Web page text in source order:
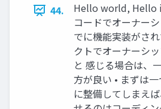
44.
Hello world, Hello
コードでオーナー
でに機能実装がさ
クトでオーナーシ
と 感じる場合は、
方が良い • まずは
に整備してしまえ